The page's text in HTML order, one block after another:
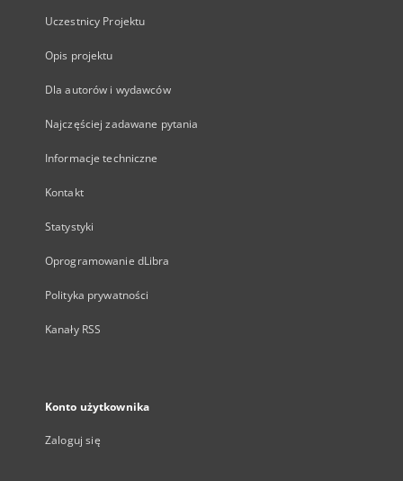
Uczestnicy Projektu
Opis projektu
Dla autorów i wydawców
Najczęściej zadawane pytania
Informacje techniczne
Kontakt
Statystyki
Oprogramowanie dLibra
Polityka prywatności
Kanały RSS
Konto użytkownika
Zaloguj się